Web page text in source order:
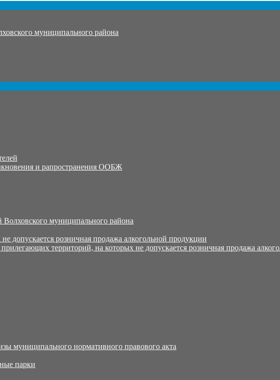
муниципального района
и рапространения ООБЖ
муниципального района
допускается розничная продажа алкогольной продукции
территорий, на которых не допускается розничная продажа
муниципального нормативного правового акта
парки